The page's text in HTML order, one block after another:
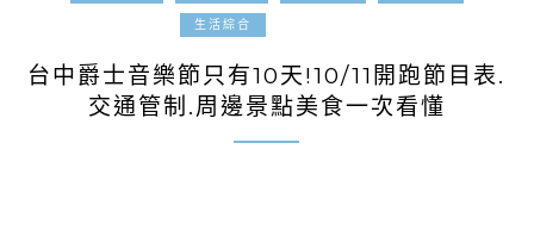
生活綜合
台中爵士音樂節只有10天!10/11開跑節目表.
交通管制.周邊景點美食一次看懂